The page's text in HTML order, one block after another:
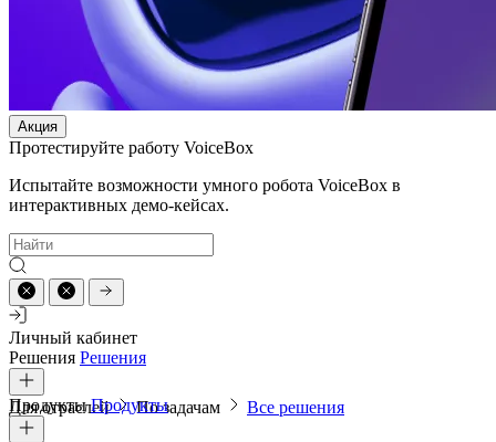
Акция
Протестируйте работу VoiceBox
Испытайте возможности умного робота VoiceBox в
интерактивных демо-кейсах.
Личный кабинет
Решения Решения
Для отраслей По задачам Все решения
ПродуктыПродукты